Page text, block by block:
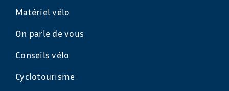
Matériel vélo
On parle de vous
Conseils vélo
Cyclotourisme